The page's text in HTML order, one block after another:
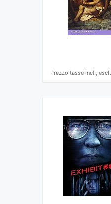
Prezzo tasse incl.,